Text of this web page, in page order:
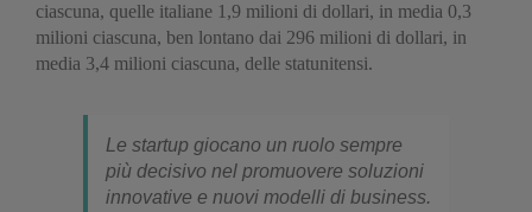
ciascuna, quelle italiane 1,9 milioni di dollari, in media 0,3
milioni ciascuna, ben lontano dai 296 milioni di dollari, in
media 3,4 milioni ciascuna, delle statunitensi.
Le startup giocano un ruolo sempre
più decisivo nel promuovere soluzioni
innovative e nuovi modelli di business.